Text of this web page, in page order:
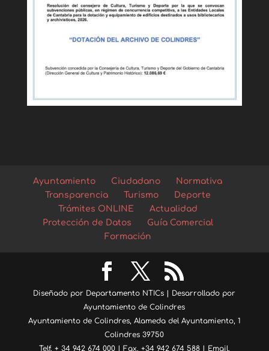
Ayuntamiento Ciudadano
Normativa
Transparencia
Turismo
Deporte
Trámites ONLINE
Actualidad
Protección de Datos
Guía Comercial
Formación
Diseñado por Departamento NTICs | Desarrollado por
Ayuntamiento de Colindres
Ayuntamiento de Colindres, Alameda del Ayuntamiento, 1
Colindres 39750
Telf. + 34 942 674 000 | Fax. +34 942 674 588 | Email.